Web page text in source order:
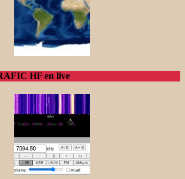
HF en live